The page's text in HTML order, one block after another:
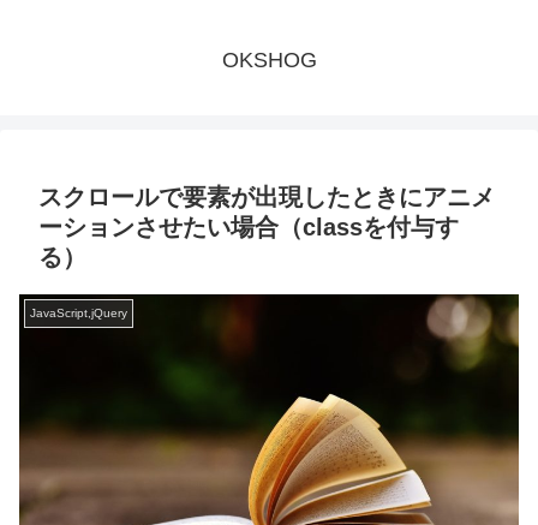
OKSHOG
スクロールで要素が出現したときにアニメ
ーションさせたい場合（classを付与す
る）
JavaScript,jQuery